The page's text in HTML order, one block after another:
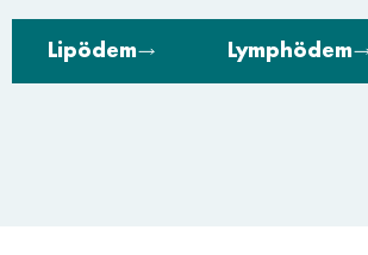
Lipödem Lymphödem